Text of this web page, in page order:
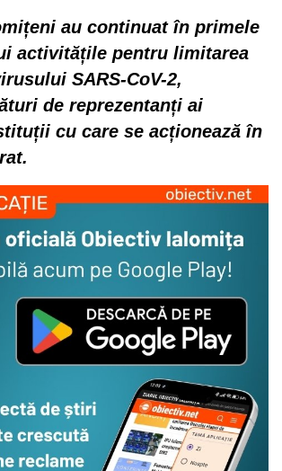
au continuat în primele
activitățile pentru limitarea
SARS-CoV-2,
de reprezentanți ai
cu care se acționează în